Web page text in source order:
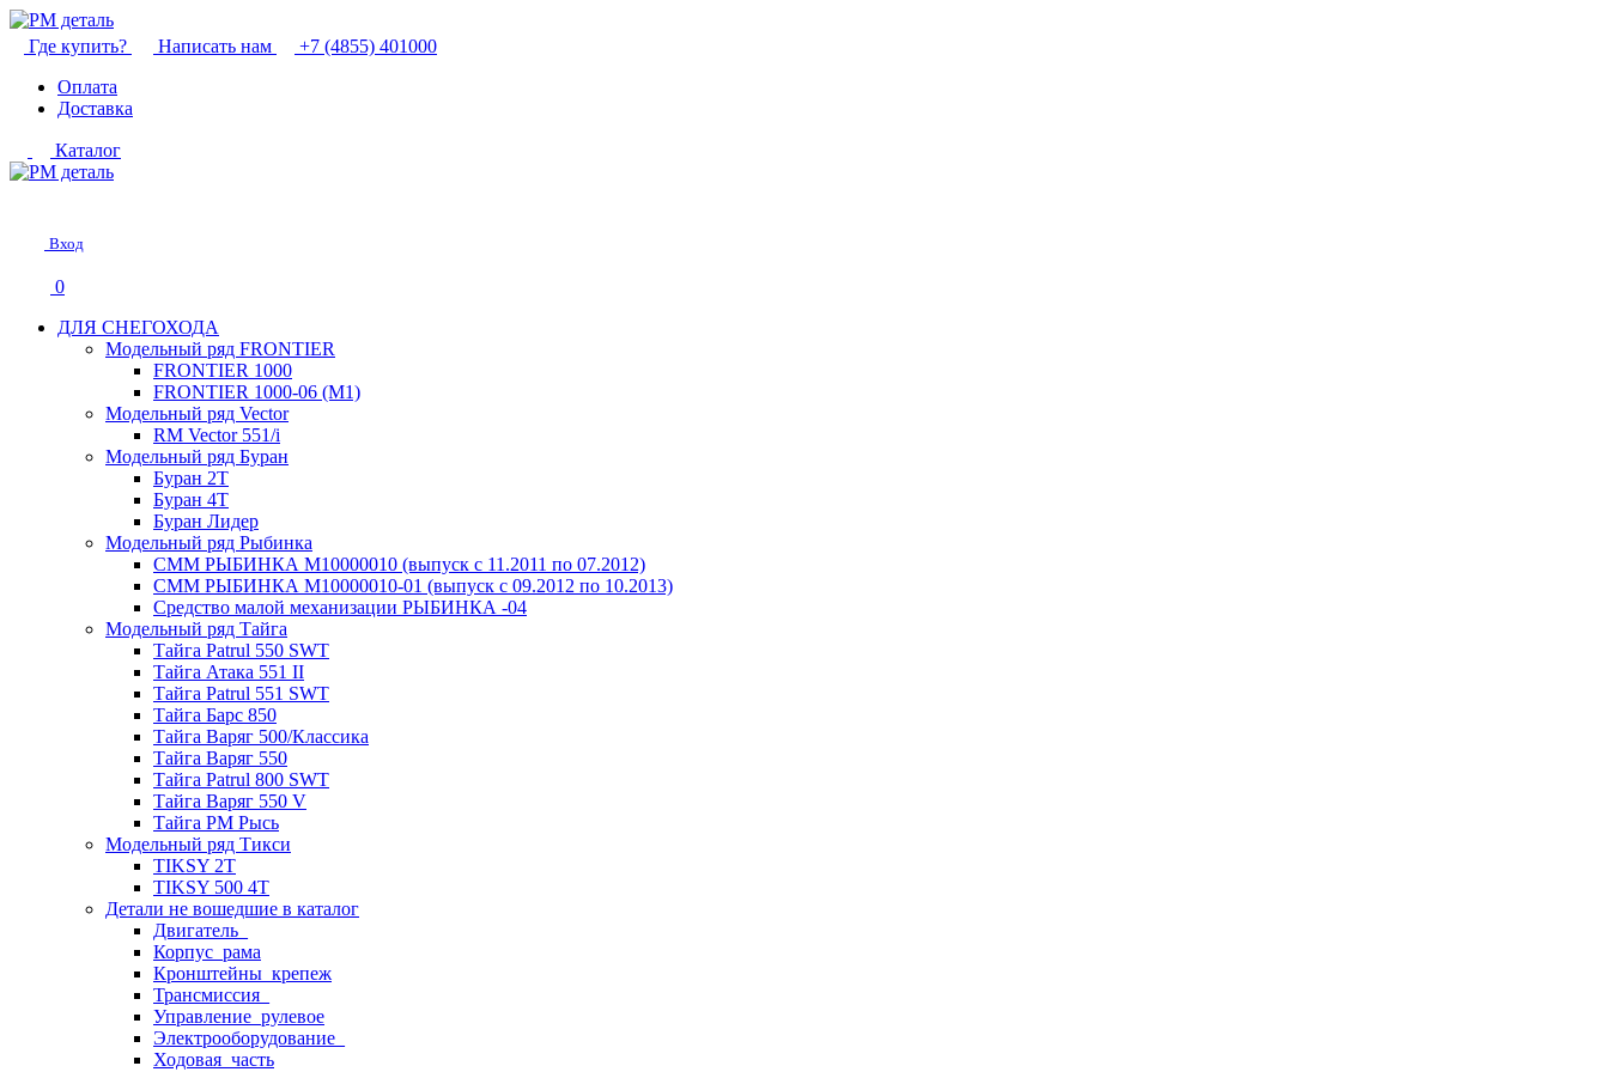
Где купить? Написать нам
+7 (4855) 401000
Оплата
Доставка
Каталог
Вход
0
ДЛЯ СНЕГОХОДА
Модельный ряд FRONTIER
FRONTIER 1000
FRONTIER 1000-06 (М1)
Модельный ряд Vector
RM Vector 551/i
Модельный ряд Буран
Буран 2Т
Буран 4Т
Буран Лидер
Модельный ряд Рыбинка
СММ РЫБИНКА M10000010 (выпуск с 11.2011 по 07.2012)
СММ РЫБИНКА M10000010-01 (выпуск с 09.2012 по 10.2013)
Средство малой механизации РЫБИНКА -04
Модельный ряд Тайга
Тайга Patrul 550 SWT
Тайга Атака 551 II
Тайга Patrul 551 SWT
Тайга Барс 850
Тайга Варяг 500/Классика
Тайга Варяг 550
Тайга Patrul 800 SWT
Тайга Варяг 550 V
Тайга РМ Рысь
Модельный ряд Тикси
TIKSY 2T
TIKSY 500 4T
Детали не вошедшие в каталог
Двигатель_
Корпус_рама
Кронштейны_крепеж
Трансмиссия_
Управление_рулевое
Электрооборудование_
Ходовая_часть